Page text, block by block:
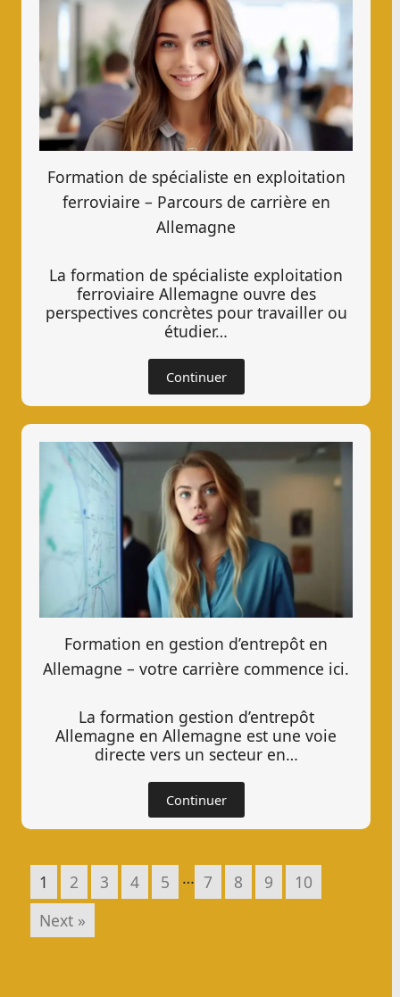
Formation de spécialiste en exploitation
ferroviaire – Parcours de carrière en
Allemagne
La formation de spécialiste exploitation
ferroviaire Allemagne ouvre des
perspectives concrètes pour travailler ou
étudier…
Continuer
Formation en gestion d’entrepôt en
Allemagne – votre carrière commence ici.
La formation gestion d’entrepôt
Allemagne en Allemagne est une voie
directe vers un secteur en…
Continuer
1 2 3 4 5 … 7 8 9
10
Next »